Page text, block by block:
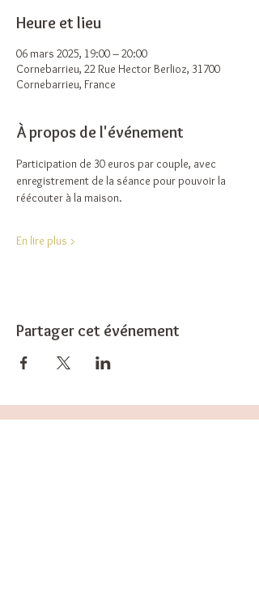
Heure et lieu
06 mars 2025, 19:00 – 20:00
Cornebarrieu, 22 Rue Hector Berlioz, 31700
Cornebarrieu, France
À propos de l'événement
Participation de 30 euros par couple, avec
enregistrement de la séance pour pouvoir la
réécouter à la maison.
En lire plus >
Partager cet événement